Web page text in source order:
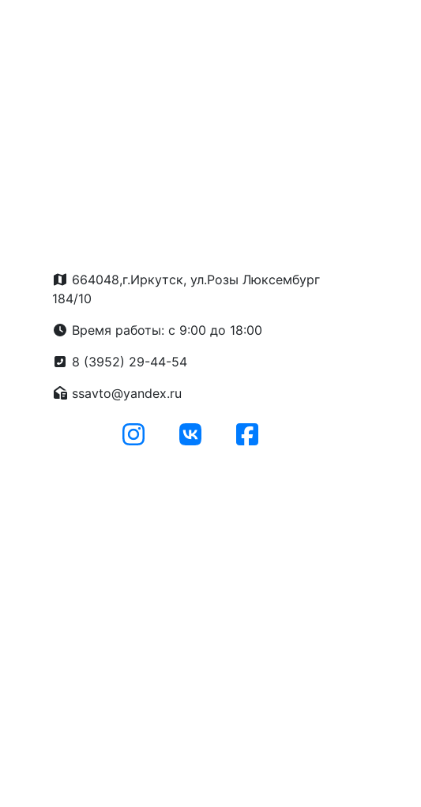
664048,г.Иркутск, ул.Розы Люксембург
184/10
Время работы: с 9:00 до 18:00
8 (3952) 29-44-54
ssavto@yandex.ru